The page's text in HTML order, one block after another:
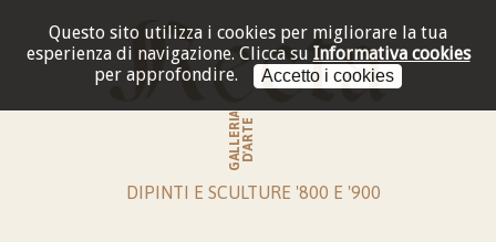
Questo sito utilizza i cookies per migliorare la tua
esperienza di navigazione. Clicca su Informativa cookies
per approfondire.
Accetto i cookies
GALLERIAD'ARTE
DIPINTI E SCULTURE '800 E '900